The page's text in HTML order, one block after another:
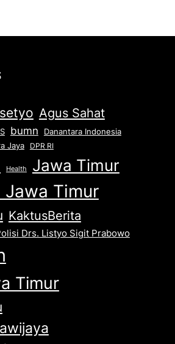
Agus Sahat
bumn
Danantara Indonesia
Jaya
DPR RI
Health Jawa Timur
Jawa Timur
KaktusBerita
Drs. Listyo Sigit Prabowo
Timur